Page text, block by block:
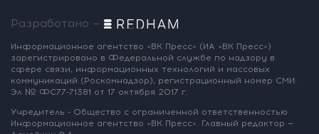
Разработано —
Информационное агентство «ВК Пресс» (ИА «ВК Пресс»)
зарегистрировано в Федеральной службе по надзору в
сфере связи, информационных технологий и массовых
коммуникаций (Роскомнадзор), регистрационный номер СМИ:
Эл № ФС77-71381 от 17 октября 2017 г.
Учредитель - Общество с ограниченной ответственностью
Информационное агентство «ВК Пресс».
Главный редактор —